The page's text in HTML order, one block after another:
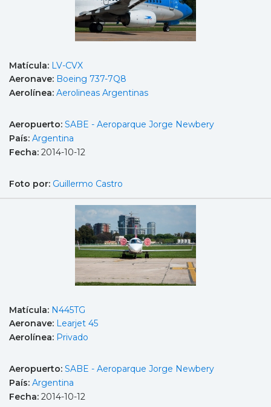
Matícula: LV-CVX
Aeronave: Boeing 737-7Q8
Aerolínea: Aerolineas Argentinas
Aeropuerto: SABE - Aeroparque Jorge Newbery
País: Argentina
Fecha: 2014-10-12
Foto por: Guillermo Castro
Matícula: N445TG
Aeronave: Learjet 45
Aerolínea: Privado
Aeropuerto: SABE - Aeroparque Jorge Newbery
País: Argentina
Fecha: 2014-10-12